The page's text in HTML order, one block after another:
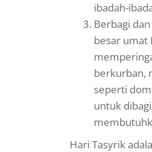
ibadah-
Berbagi
besar umat
berkurban,
seperti
untuk
Hari Tasyrik